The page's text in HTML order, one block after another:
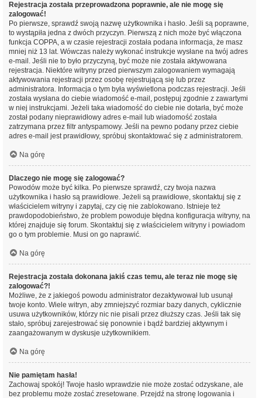
Rejestracja została przeprowadzona poprawnie, ale nie mogę się
zalogować!
Po pierwsze, sprawdź swoją nazwę użytkownika i hasło. Jeśli są poprawne,
to wystąpiła jedna z dwóch przyczyn. Pierwszą z nich może być włączona
funkcja COPPA, a w czasie rejestracji została podana informacja, że masz
mniej niż 13 lat. Wówczas należy wykonać instrukcje wysłane na twój adres
e-mail. Jeśli nie to było przyczyną, być może nie została aktywowana
rejestracja. Niektóre witryny przed pierwszym zalogowaniem wymagają
aktywowania rejestracji przez osobę rejestrującą się lub przez
administratora. Informacja o tym była wyświetlona podczas rejestracji. Jeśli
została wysłana do ciebie wiadomość e-mail, postępuj zgodnie z zawartymi
w niej instrukcjami. Jeżeli taka wiadomość do ciebie nie dotarła, być może
został podany nieprawidłowy adres e-mail lub wiadomość została
zatrzymana przez filtr antyspamowy. Jeśli na pewno podany przez ciebie
adres e-mail jest prawidłowy, spróbuj skontaktować się z administratorem.
Na górę
Dlaczego nie mogę się zalogować?
Powodów może być kilka. Po pierwsze sprawdź, czy twoja nazwa
użytkownika i hasło są prawidłowe. Jeżeli są prawidłowe, skontaktuj się z
właścicielem witryny i zapytaj, czy cię nie zablokowano. Istnieje też
prawdopodobieństwo, że problem powoduje błędna konfiguracja witryny, na
której znajduje się forum. Skontaktuj się z właścicielem witryny i powiadom
go o tym problemie. Musi on go naprawić.
Na górę
Rejestracja została dokonana jakiś czas temu, ale teraz nie mogę się
zalogować?!
Możliwe, że z jakiegoś powodu administrator dezaktywował lub usunął
twoje konto. Wiele witryn, aby zmniejszyć rozmiar bazy danych, cyklicznie
usuwa użytkowników, którzy nic nie pisali przez dłuższy czas. Jeśli tak się
stało, spróbuj zarejestrować się ponownie i bądź bardziej aktywnym i
zaangażowanym w dyskusje użytkownikiem.
Na górę
Nie pamiętam hasła!
Zachowaj spokój! Twoje hasło wprawdzie nie może zostać odzyskane, ale
bez problemu może zostać zresetowane. Przejdź na stronę logowania i